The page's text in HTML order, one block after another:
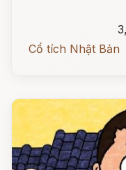
Cổ tích Nhật Bản